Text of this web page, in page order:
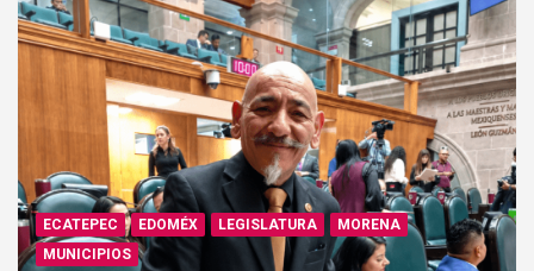
ECATEPEC EDOMÉX LEGISLATURA
MORENA
MUNICIPIOS